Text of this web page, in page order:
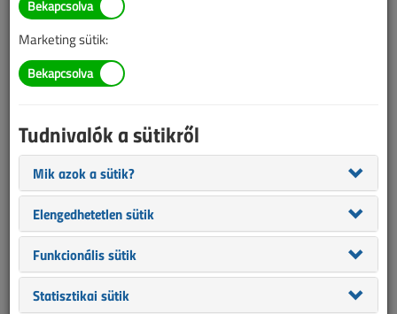
Az alábbi tartalom archív, 8 éve frissült utoljára. A cikkben szereplő
információk mára aktualitásukat veszíthették, valamint a tartalom
helyenként hiányos lehet (képek, táblázatok stb.).
Marketing sütik:
Tudnivalók a sütikről
Mik azok a sütik?
Elengedhetetlen sütik
Funkcionális sütik
Statisztikai sütik